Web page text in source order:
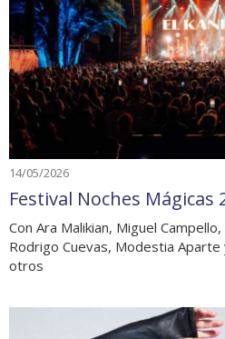
14/05/2026
Festival Noches Mágicas
Con Ara Malikian, Miguel
Rodrigo Cuevas, Modestia Aparte
otros